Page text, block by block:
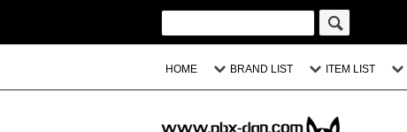
HOME BRAND LIST ITEM LIST